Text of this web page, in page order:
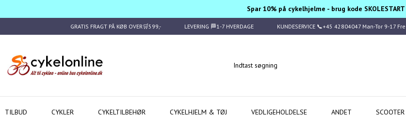
Spar 10% på cykelhjelme - brug kode SKOLESTART
GRATIS FRAGT PÅ KØB OVER🛒599,- LEVERING 🏁1-7 HVERDAGE KUNDESERVICE 📞+45 42804047 Man-Tor 9-17
TILBUD CYKLER CYKELTILBEHØR CYKELHJELM & TØJ VEDLIGEHOLDELSE ANDET